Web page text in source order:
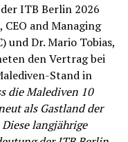
ITB Berlin 2026
and Managing
und Dr. Mario Tobias,
den Vertrag bei
Stand in
die Malediven 10
als Gastland der
langjährige